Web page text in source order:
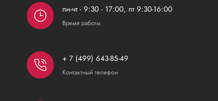
пн-чт - 9:30 - 17:00, пт 9:30-16:00
Время работы
+ 7 (499) 643-85-49
Контактный телефон